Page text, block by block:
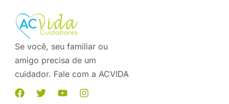
Se você, seu familiar ou
amigo precisa de um
cuidador. Fale com a ACVIDA